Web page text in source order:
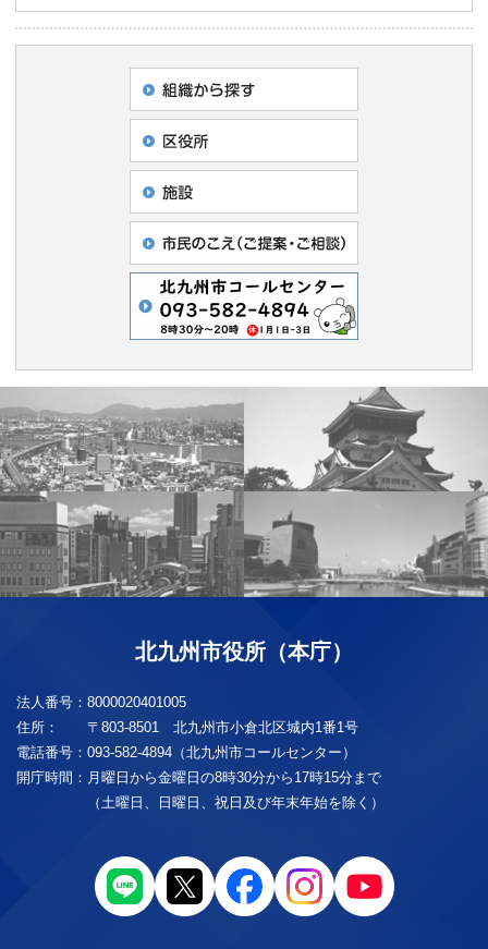
北九州市役所（本庁）
法人番号： 8000020401005
住所：
〒803-8501 北九州市小倉北区城内1番1号
電話番号： 093-582-4894（北九州市コールセンター）
開庁時間： 月曜日から金曜日の8時30分から17時15分まで
（土曜日、日曜日、祝日及び年末年始を除く）